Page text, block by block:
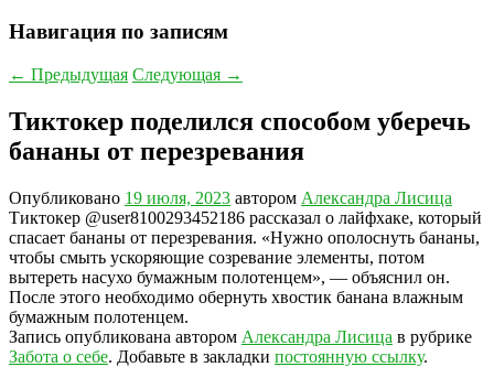
Навигация по записям
← Предыдущая Следующая →
Тиктокер поделился способом уберечь
бананы от перезревания
Опубликовано 19 июля, 2023 автором Александра Лисица
Тиктокер @user8100293452186 рассказал о лайфхаке, который
спасает бананы от перезревания. «Нужно ополоснуть бананы,
чтобы смыть ускоряющие созревание элементы, потом
вытереть насухо бумажным полотенцем», — объяснил он.
После этого необходимо обернуть хвостик банана влажным
бумажным полотенцем.
Запись опубликована автором Александра Лисица в рубрике
Забота о себе. Добавьте в закладки постоянную ссылку.